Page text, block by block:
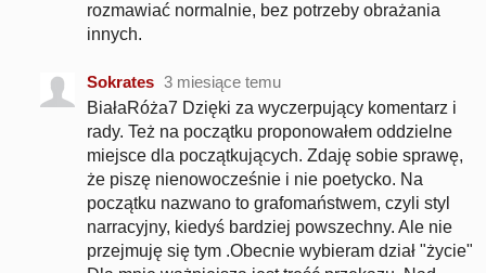
rozmawiać normalnie, bez potrzeby obrażania
innych.
Sokrates 3 miesiące temu
BiałaRóża7 Dzięki za wyczerpujący komentarz i
rady. Też na początku proponowałem oddzielne
miejsce dla początkujących. Zdaję sobie sprawę,
że piszę nienowocześnie i nie poetycko. Na
początku nazwano to grafomaństwem, czyli styl
narracyjny, kiedyś bardziej powszechny. Ale nie
przejmuję się tym .Obecnie wybieram dział "życie"